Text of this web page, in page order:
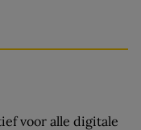
voor alle digitale